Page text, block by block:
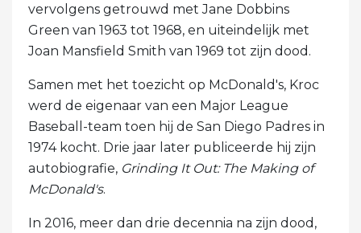
vervolgens getrouwd met Jane Dobbins
Green van 1963 tot 1968, en uiteindelijk met
Joan Mansfield Smith van 1969 tot zijn dood.
Samen met het toezicht op McDonald's, Kroc
werd de eigenaar van een Major League
Baseball-team toen hij de San Diego Padres in
1974 kocht. Drie jaar later publiceerde hij zijn
autobiografie, Grinding It Out: The Making of
McDonald's.
In 2016, meer dan drie decennia na zijn dood,